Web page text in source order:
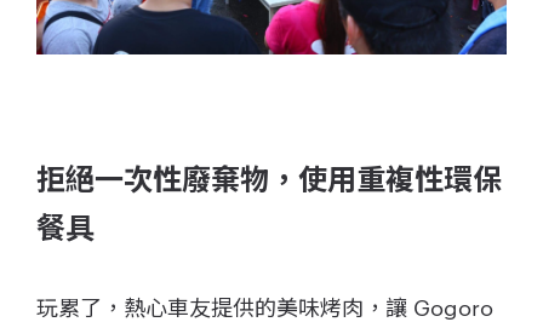
拒絕一次性廢棄物，使用重複性環保
餐具
玩累了，熱心車友提供的美味烤肉，讓 Gogoro